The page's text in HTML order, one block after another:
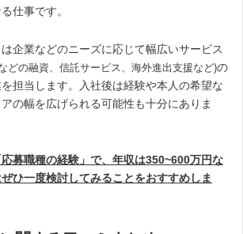
仕事です。
企業などのニーズに応じて幅広いサービス
どの融資、信託サービス、海外進出支援など)の
担当します。入社後は経験や本人の希望な
の幅を広げられる可能性も十分にありま
募職種の経験」で、年収は350~600万円な
ひ一度検討してみることをおすすめしま